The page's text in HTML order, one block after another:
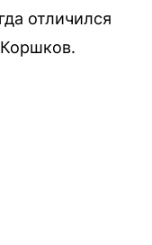
отличился